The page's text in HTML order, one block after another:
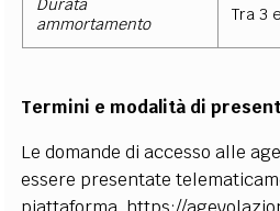
Durata
ammortamento
Tra 3
Termini e modalità di
Le domande di accesso alle
essere presentate